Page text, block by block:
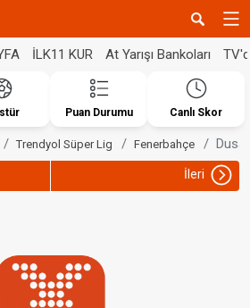
İLK11 KUR At Yarışı Bankoları
Puan Durumu Canlı Skor
Trendyol Süper Lig Fenerbahçe
İleri